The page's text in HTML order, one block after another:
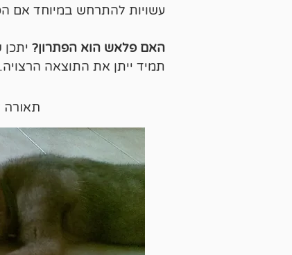
עשויות להתרחש במיוחד אם
האם פלאש הוא הפתרון?
תמיד ייתן את התוצאה
תאורה